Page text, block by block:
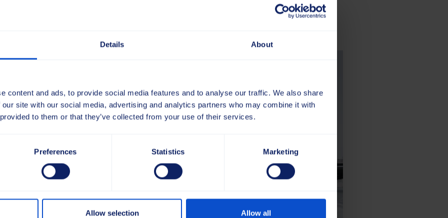
Details About
content and ads, to provide social media features and to analyse our traffic. We also share
site with our social media, advertising and analytics partners who may combine it with
to them or that they’ve collected from your use of their services.
Preferences Statistics Marketing
Allow selection Allow all
under alla
Våra
i nära samarbete
till att hålla
är konstruerade för
säkerställer rena,
kvalitetskraven.